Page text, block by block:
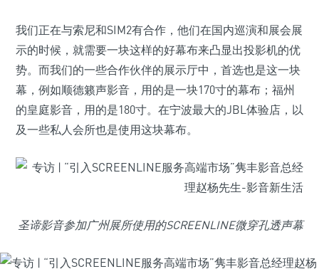
我们正在与索尼和SIM2有合作，他们在国内巡演和展会展
示的时候，就需要一块这样的好幕布来凸显出投影机的优
势。而我们的一些合作伙伴的展示厅中，首选也是这一块
幕，例如顺德籁声影音，用的是一块170寸的幕布；福州
的皇庭影音，用的是180寸。在宁波最大的JBL体验店，以
及一些私人会所也是使用这块幕布。
圣谛影音参加广州展所使用的SCREENLINE微穿孔透声幕